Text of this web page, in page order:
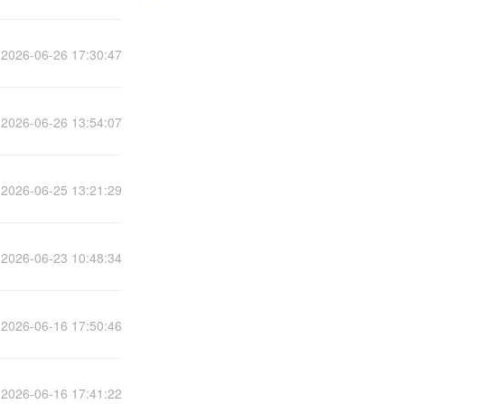
2026-06-26 17:30:47
2026-06-26 13:54:07
2026-06-25 13:21:29
2026-06-23 10:48:34
2026-06-16 17:50:46
2026-06-16 17:41:22